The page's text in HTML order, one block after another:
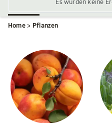
Es wurden keine
Home Pflanzen